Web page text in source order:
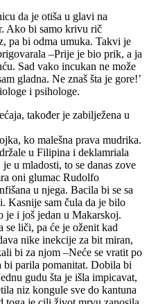
da je otiša u glavi na
Ako bi samo krivu rič
pa bi odma umuka. Takvi je
–Prije je bio prik, a ja
Sad vako incukan ne može
gladna. Ne znaš šta je gore!’
i psihologe.
također je zabilježena u
ko malešna prava mudrika.
u Filipina i deklamriala
u mladosti, to se danas zove
oni glumac Rudolfo
u njega. Bacila bi se sa
Kasnije sam čula da je bilo
je i još jedan u Makarskoj.
liči, pa će je oženit kad
nike inekcije za bit miran,
bi za njom –Neće se vratit po
bi parila pomanitat. Dobila bi
gudu šta je išla impicavat,
niz kongule sve do kantuna